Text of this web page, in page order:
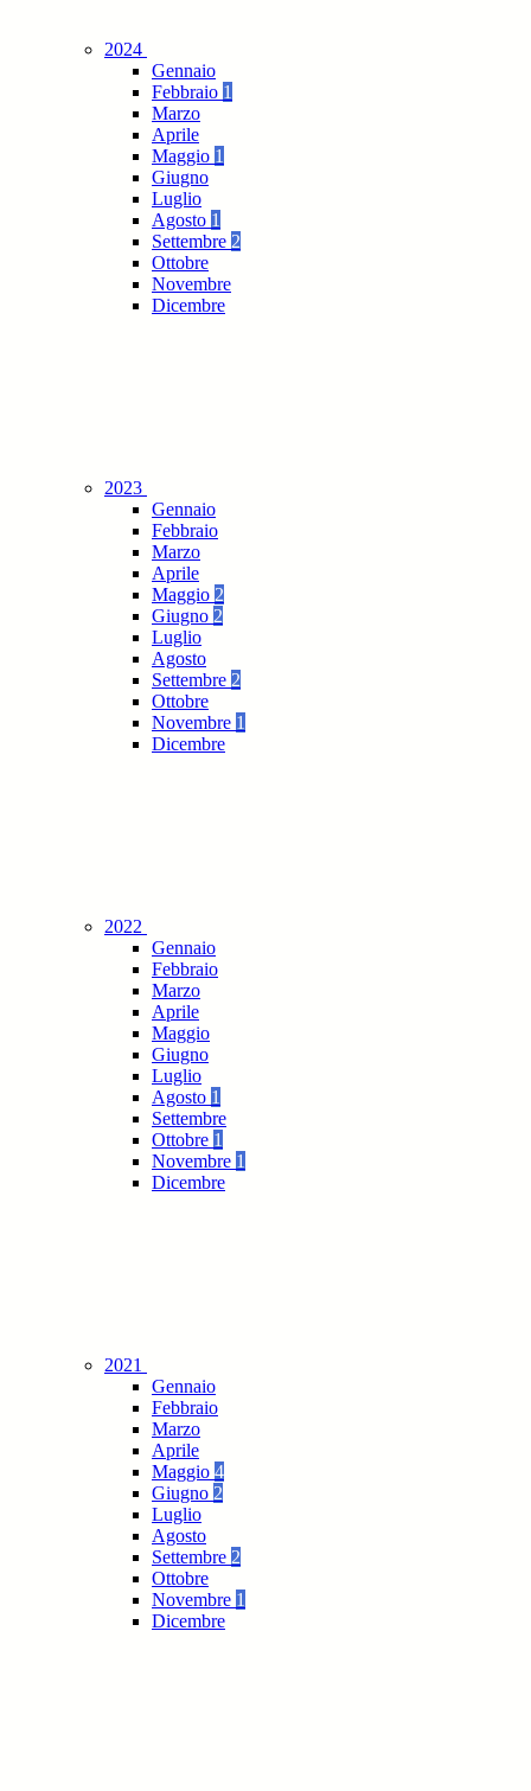
2024
Gennaio
Febbraio 1
Marzo
Aprile
Maggio 1
Giugno
Luglio
Agosto 1
Settembre 2
Ottobre
Novembre
Dicembre
2023
Gennaio
Febbraio
Marzo
Aprile
Maggio 2
Giugno 2
Luglio
Agosto
Settembre 2
Ottobre
Novembre 1
Dicembre
2022
Gennaio
Febbraio
Marzo
Aprile
Maggio
Giugno
Luglio
Agosto 1
Settembre
Ottobre 1
Novembre 1
Dicembre
2021
Gennaio
Febbraio
Marzo
Aprile
Maggio 4
Giugno 2
Luglio
Agosto
Settembre 2
Ottobre
Novembre 1
Dicembre